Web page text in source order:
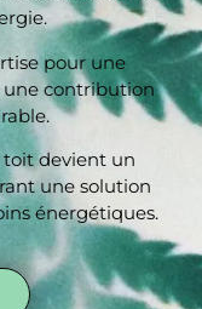
pour une
contribution
toit devient un
une solution
énergétiques.